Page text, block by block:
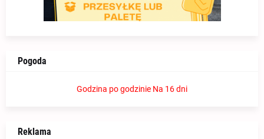
Pogoda
Godzina po godzinie Na 16 dni
Reklama